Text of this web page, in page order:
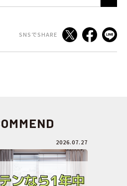
SNSでSHARE
2026.07.27